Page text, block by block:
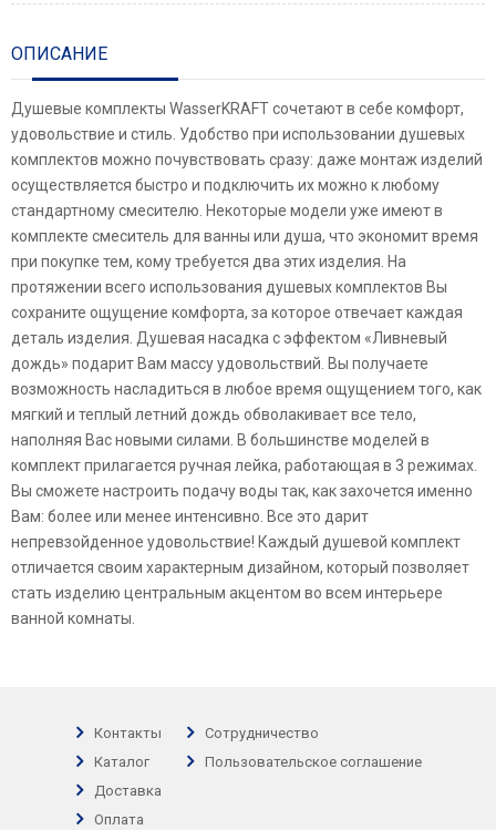
ОПИСАНИЕ
Душевые комплекты WasserKRAFT сочетают в себе комфорт,
удовольствие и стиль. Удобство при использовании душевых
комплектов можно почувствовать сразу: даже монтаж изделий
осуществляется быстро и подключить их можно к любому
стандартному смесителю. Некоторые модели уже имеют в
комплекте смеситель для ванны или душа, что экономит время
при покупке тем, кому требуется два этих изделия. На
протяжении всего использования душевых комплектов Вы
сохраните ощущение комфорта, за которое отвечает каждая
деталь изделия. Душевая насадка с эффектом «Ливневый
дождь» подарит Вам массу удовольствий. Вы получаете
возможность насладиться в любое время ощущением того, как
мягкий и теплый летний дождь обволакивает все тело,
наполняя Вас новыми силами. В большинстве моделей в
комплект прилагается ручная лейка, работающая в 3 режимах.
Вы сможете настроить подачу воды так, как захочется именно
Вам: более или менее интенсивно. Все это дарит
непревзойденное удовольствие! Каждый душевой комплект
отличается своим характерным дизайном, который позволяет
стать изделию центральным акцентом во всем интерьере
ванной комнаты.
Контакты
Каталог
Доставка
Оплата
Сотрудничество
Пользовательское соглашение